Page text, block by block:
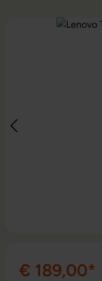
Bildergalerie
€ 189,00*